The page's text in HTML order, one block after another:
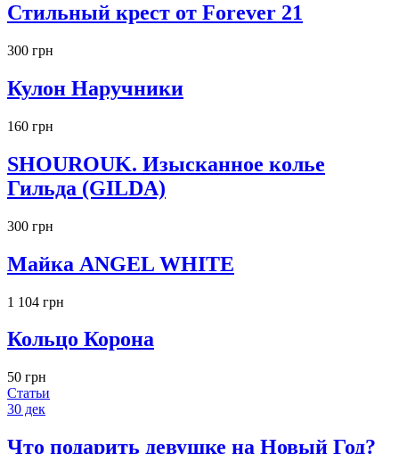
Стильный крест от Forever 21
300 грн
Кулон Наручники
160 грн
SHOUROUK. Изысканное колье
Гильда (GILDA)
300 грн
Майка ANGEL WHITE
1 104 грн
Кольцо Корона
50 грн
Статьи
30 дек
Что подарить девушке на Новый Год?